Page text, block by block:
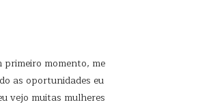
primeiro momento, me
as oportunidades eu
vejo muitas mulheres